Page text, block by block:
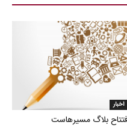
اخبار
بلاگ مسیرهاست